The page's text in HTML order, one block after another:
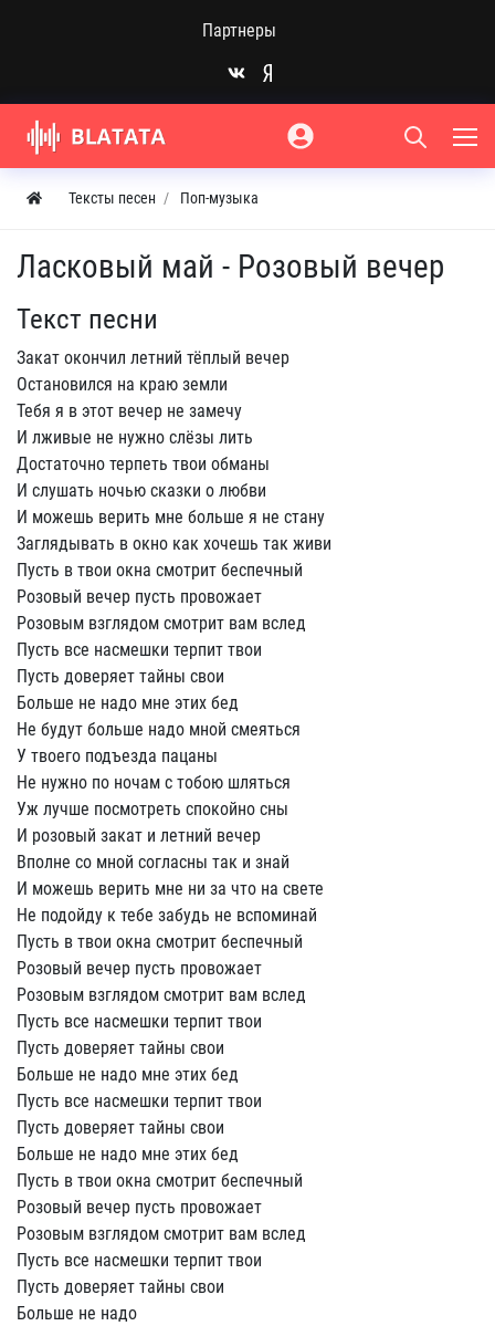
Партнеры
Тексты песен Поп-музыка
Ласковый май - Розовый вечер
Текст песни
Закат окончил летний тёплый вечер
Остановился на краю земли
Тебя я в этот вечер не замечу
И лживые не нужно слёзы лить
Достаточно терпеть твои обманы
И слушать ночью сказки о любви
И можешь верить мне больше я не стану
Заглядывать в окно как хочешь так живи
Пусть в твои окна смотрит беспечный
Розовый вечер пусть провожает
Розовым взглядом смотрит вам вслед
Пусть все насмешки терпит твои
Пусть доверяет тайны свои
Больше не надо мне этих бед
Не будут больше надо мной смеяться
У твоего подъезда пацаны
Не нужно по ночам с тобою шляться
Уж лучше посмотреть спокойно сны
И розовый закат и летний вечер
Вполне со мной согласны так и знай
И можешь верить мне ни за что на свете
Не подойду к тебе забудь не вспоминай
Пусть в твои окна смотрит беспечный
Розовый вечер пусть провожает
Розовым взглядом смотрит вам вслед
Пусть все насмешки терпит твои
Пусть доверяет тайны свои
Больше не надо мне этих бед
Пусть все насмешки терпит твои
Пусть доверяет тайны свои
Больше не надо мне этих бед
Пусть в твои окна смотрит беспечный
Розовый вечер пусть провожает
Розовым взглядом смотрит вам вслед
Пусть все насмешки терпит твои
Пусть доверяет тайны свои
Больше не надо